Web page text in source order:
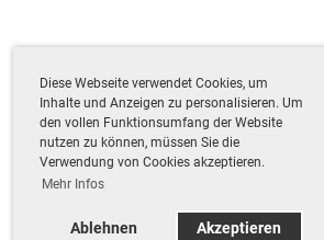
Diese Webseite verwendet Cookies, um
Inhalte und Anzeigen zu personalisieren. Um
den vollen Funktionsumfang der Website
nutzen zu können, müssen Sie die
Verwendung von Cookies akzeptieren.
Mehr Infos
Ablehnen Akzeptieren